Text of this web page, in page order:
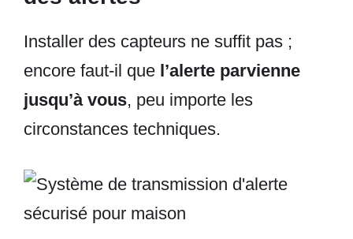
Installer des capteurs ne suffit pas ;
encore faut-il que l’alerte parvienne
jusqu’à vous, peu importe les
circonstances techniques.